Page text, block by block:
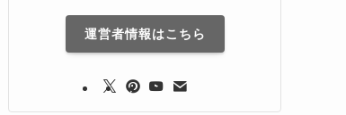
運営者情報はこちら